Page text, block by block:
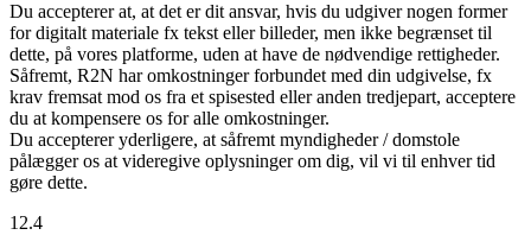
Du accepterer at, at det er dit ansvar, hvis du udgiver nogen former
for digitalt materiale fx tekst eller billeder, men ikke begrænset til
dette, på vores platforme, uden at have de nødvendige rettigheder.
Såfremt, R2N har omkostninger forbundet med din udgivelse, fx
krav fremsat mod os fra et spisested eller anden tredjepart, acceptere
du at kompensere os for alle omkostninger.
Du accepterer yderligere, at såfremt myndigheder / domstole
pålægger os at videregive oplysninger om dig, vil vi til enhver tid
gøre dette.
12.4